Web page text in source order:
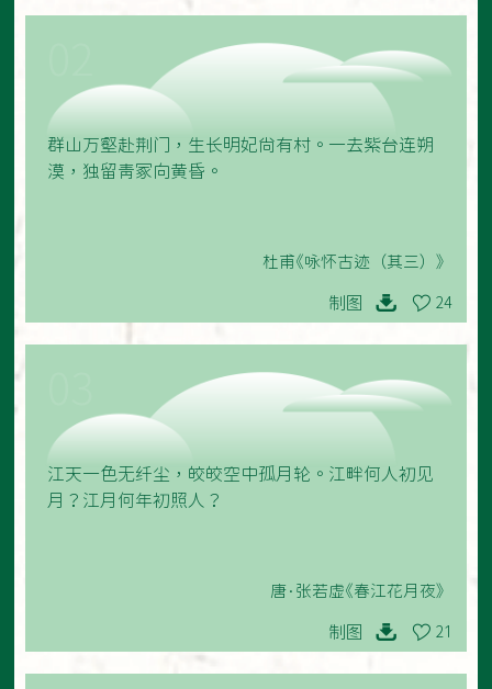
群山万壑赴荆门，生长明妃尚有村。一去紫台连朔
漠，独留青冢向黄昏。
杜甫《咏怀古迹（其三）》
制图 24
江天一色无纤尘，皎皎空中孤月轮。江畔何人初见
月？江月何年初照人？
唐·张若虚《春江花月夜》
制图 21